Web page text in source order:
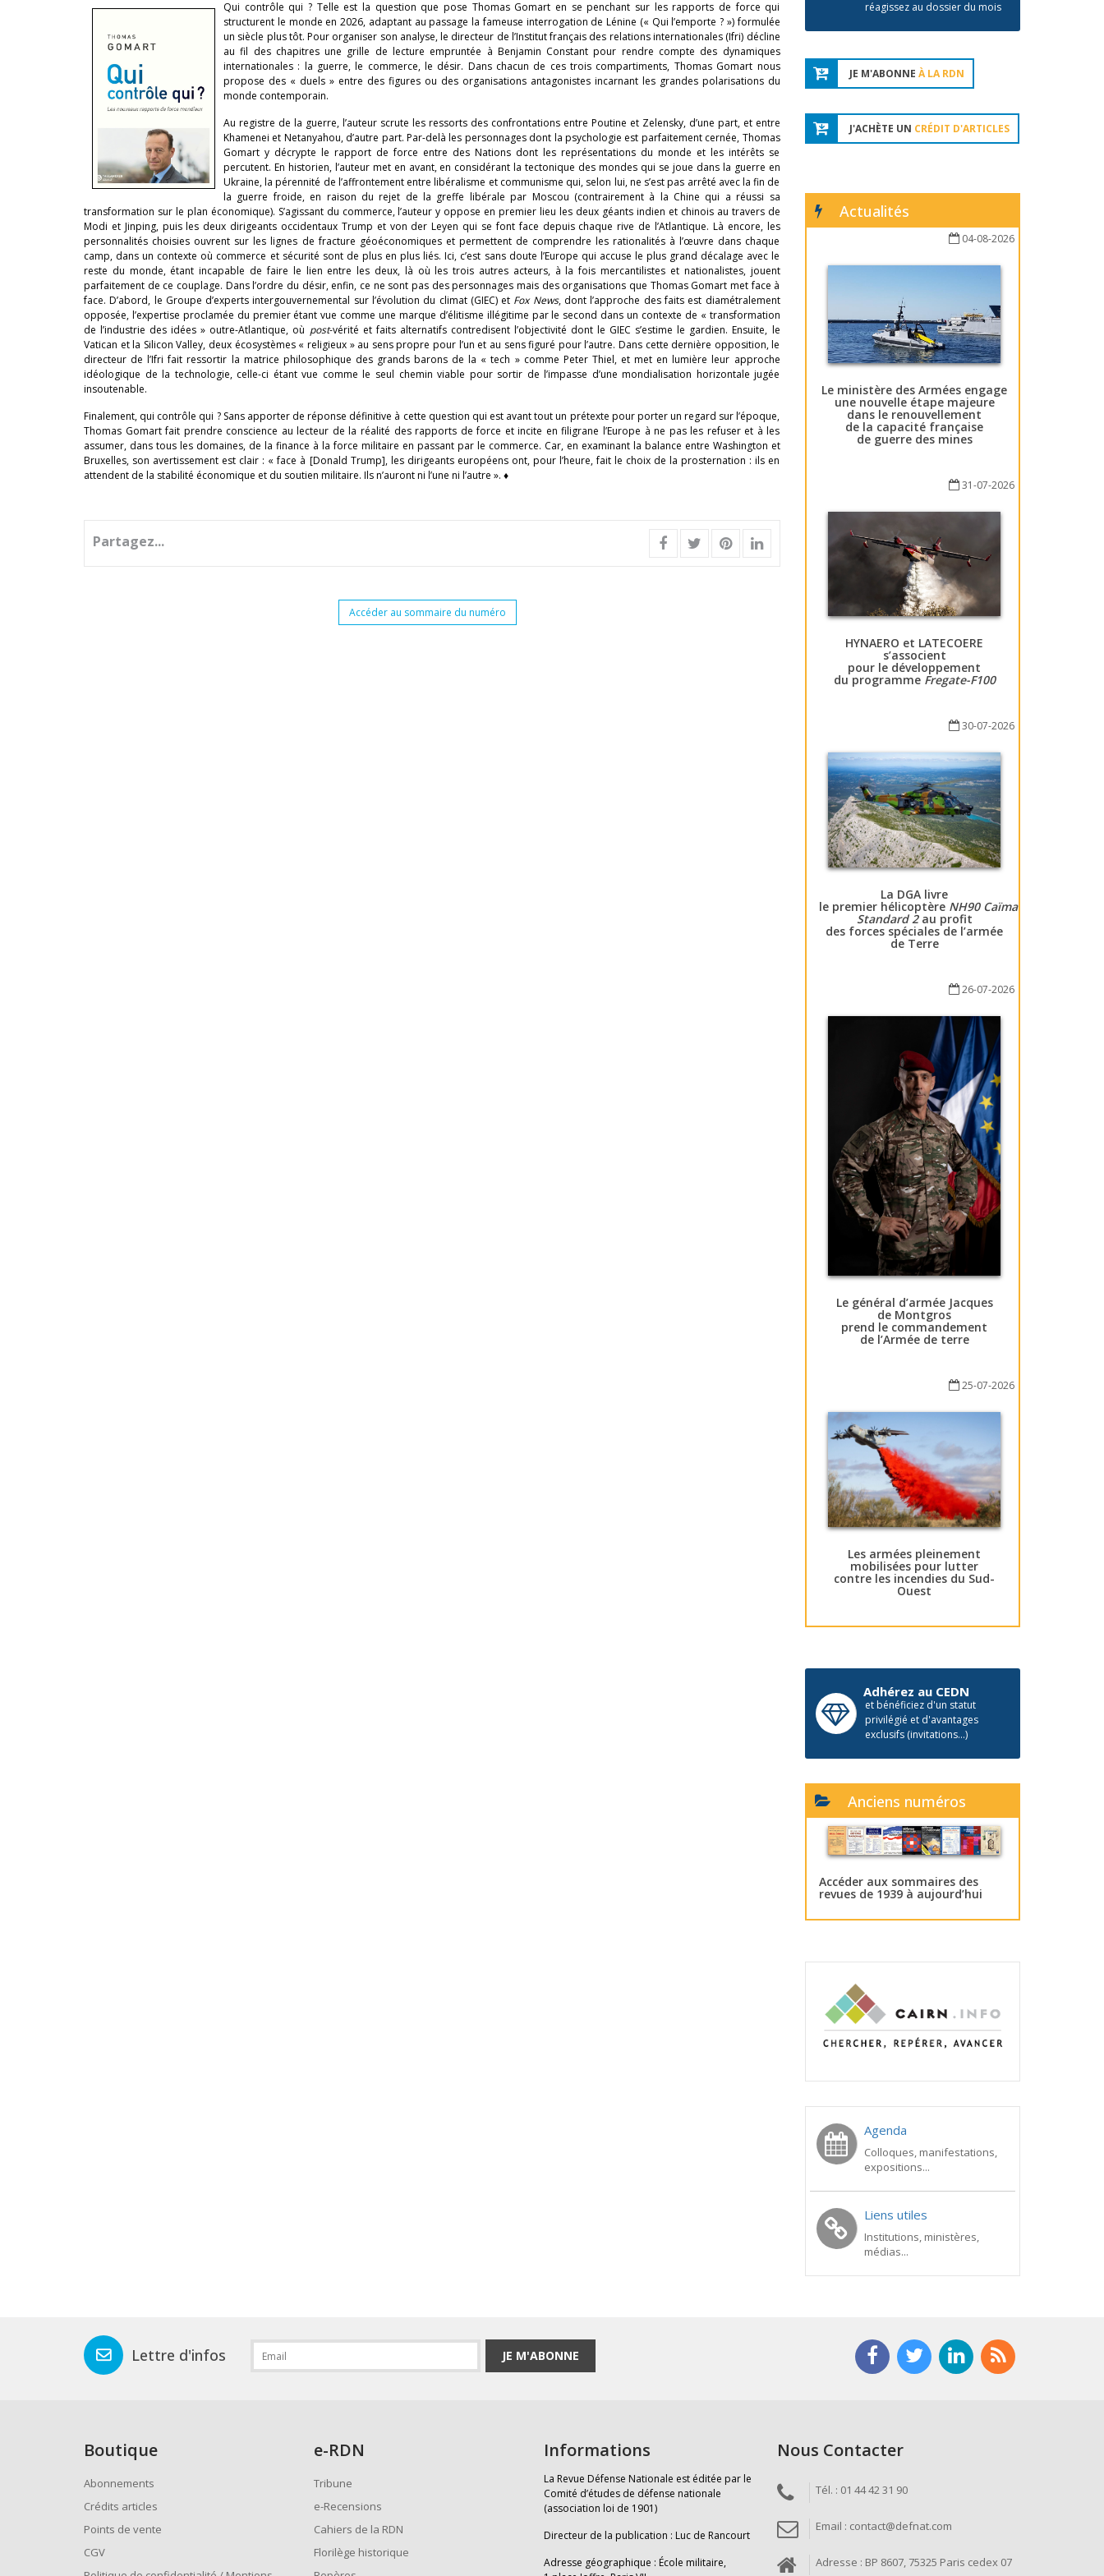
Qui contrôle qui ? Telle est la question que pose Thomas Gomart en se penchant sur les rapports de force qui
structurent le monde en 2026, adaptant au passage la fameuse interrogation de Lénine (« Qui l’emporte ? ») formulée
un siècle plus tôt. Pour organiser son analyse, le directeur de l’Institut français des relations internationales (Ifri) décline
au fil des chapitres une grille de lecture empruntée à Benjamin Constant pour rendre compte des dynamiques
internationales : la guerre, le commerce, le désir. Dans chacun de ces trois compartiments, Thomas Gomart nous
propose des « duels » entre des figures ou des organisations antagonistes incarnant les grandes polarisations du
monde contemporain.
Au registre de la guerre, l’auteur scrute les ressorts des confrontations entre Poutine et Zelensky, d’une part, et entre
Khamenei et Netanyahou, d’autre part. Par-delà les personnages dont la psychologie est parfaitement cernée, Thomas
Gomart y décrypte le rapport de force entre des Nations dont les représentations du monde et les intérêts se
percutent. En historien, l’auteur met en avant, en considérant la tectonique des mondes qui se joue dans la guerre en
Ukraine, la pérennité de l’affrontement entre libéralisme et communisme qui, selon lui, ne s’est pas arrêté avec la fin de
la guerre froide, en raison du rejet de la greffe libérale par Moscou (contrairement à la Chine qui a réussi sa
transformation sur le plan économique). S’agissant du commerce, l’auteur y oppose en premier lieu les deux géants indien et chinois au travers de
Modi et Jinping, puis les deux dirigeants occidentaux Trump et von der Leyen qui se font face depuis chaque rive de l’Atlantique. Là encore, les
personnalités choisies ouvrent sur les lignes de fracture géoéconomiques et permettent de comprendre les rationalités à l’œuvre dans chaque
camp, dans un contexte où commerce et sécurité sont de plus en plus liés. Ici, c’est sans doute l’Europe qui accuse le plus grand décalage avec le
reste du monde, étant incapable de faire le lien entre les deux, là où les trois autres acteurs, à la fois mercantilistes et nationalistes, jouent
parfaitement de ce couplage. Dans l’ordre du désir, enfin, ce ne sont pas des personnages mais des organisations que Thomas Gomart met face à
face. D’abord, le Groupe d’experts intergouvernemental sur l’évolution du climat (GIEC) et Fox News, dont l’approche des faits est diamétralement
opposée, l’expertise proclamée du premier étant vue comme une marque d’élitisme illégitime par le second dans un contexte de « transformation
de l’industrie des idées » outre-Atlantique, où post-vérité et faits alternatifs contredisent l’objectivité dont le GIEC s’estime le gardien. Ensuite, le
Vatican et la Silicon Valley, deux écosystèmes « religieux » au sens propre pour l’un et au sens figuré pour l’autre. Dans cette dernière opposition, le
directeur de l’Ifri fait ressortir la matrice philosophique des grands barons de la « tech » comme Peter Thiel, et met en lumière leur approche
idéologique de la technologie, celle-ci étant vue comme le seul chemin viable pour sortir de l’impasse d’une mondialisation horizontale jugée
insoutenable.
Finalement, qui contrôle qui ? Sans apporter de réponse définitive à cette question qui est avant tout un prétexte pour porter un regard sur l’époque,
Thomas Gomart fait prendre conscience au lecteur de la réalité des rapports de force et incite en filigrane l’Europe à ne pas les refuser et à les
assumer, dans tous les domaines, de la finance à la force militaire en passant par le commerce. Car, en examinant la balance entre Washington et
Bruxelles, son avertissement est clair : « face à [Donald Trump], les dirigeants européens ont, pour l’heure, fait le choix de la prosternation : ils en
attendent de la stabilité économique et du soutien militaire. Ils n’auront ni l’une ni l’autre ». ♦
Partagez...
Accéder au sommaire du numéro
réagissez au dossier du mois
JE M'ABONNE À LA RDN
J'ACHÈTE UN CRÉDIT D'ARTICLES
Actualités
04-08-2026
Le ministère des Armées engage
une nouvelle étape majeure
dans le renouvellement
de la capacité française
de guerre des mines
31-07-2026
HYNAERO et LATECOERE
s’associent
pour le développement
du programme Fregate-F100
30-07-2026
La DGA livre
le premier hélicoptère NH90 Caïman
Standard 2au profit
des forces spéciales de l’armée
de Terre
26-07-2026
Le général d’armée Jacques
de Montgros
prend le commandement
de l’Armée de terre
25-07-2026
Les armées pleinement
mobilisées pour lutter
contre les incendies du Sud-
Ouest
Adhérez au CEDN
et bénéficiez d'un statut
privilégié et d'avantages
exclusifs (invitations...)
Anciens numéros
Accéder aux sommaires des
revues de 1939 à aujourd’hui
Agenda
Colloques, manifestations,
expositions...
Liens utiles
Institutions, ministères,
médias...
Lettre d'infos JE M'ABONNE
Boutique
Abonnements
Crédits articles
Points de vente
CGV
e-RDN
Tribune
e-Recensions
Cahiers de la RDN
Florilège historique
Informations
La Revue Défense Nationale est éditée par le
Comité d’études de défense nationale
(association loi de 1901)
Directeur de la publication : Luc de Rancourt
Adresse géographique : École militaire,
Nous Contacter
Tél. : 01 44 42 31 90
Email : contact@defnat.com
Adresse : BP 8607, 75325 Paris cedex 07